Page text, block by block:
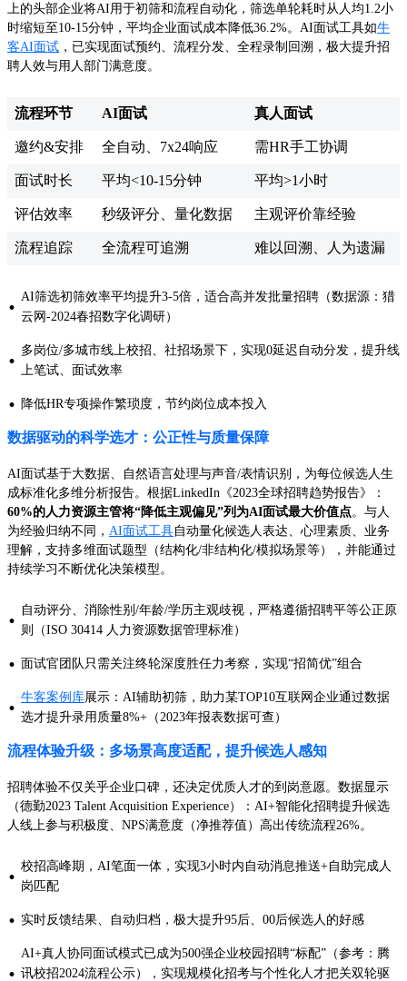
上的头部企业将AI用于初筛和流程自动化，筛选单轮耗时从人均1.2小
时缩短至10-15分钟，平均企业面试成本降低36.2%。AI面试工具如牛
客AI面试 ，已实现面试预约、流程分发、全程录制回溯，极大提升招
聘人效与用人部门满意度。
流程环节 AI面试 真人面试
邀约&安排 全自动、7x24响应 需HR手工协调
面试时长 平均<10-15分钟 平均>1小时
评估效率 秒级评分、量化数据 主观评价靠经验
流程追踪 全流程可追溯 难以回溯、人为遗漏
· AI筛选初筛效率平均提升3-5倍，适合高并发批量招聘（数据源：猎
云网-2024春招数字化调研）
· 多岗位/多城市线上校招、社招场景下，实现0延迟自动分发，提升线
上笔试、面试效率
· 降低HR专项操作繁琐度，节约岗位成本投入
数据驱动的科学选才：公正性与质量保障
AI面试基于大数据、自然语言处理与声音/表情识别，为每位候选人生
成标准化多维分析报告。根据LinkedIn《2023全球招聘趋势报告》：
60%的人力资源主管将“降低主观偏见”列为AI面试最大价值点。与人
为经验归纳不同， AI面试工具自动量化候选人表达、心理素质、业务
理解，支持多维面试题型（结构化/非结构化/模拟场景等），并能通过
持续学习不断优化决策模型。
· 自动评分、消除性别/年龄/学历主观歧视，严格遵循招聘平等公正原
则（ISO 30414 人力资源数据管理标准）
· 面试官团队只需关注终轮深度胜任力考察，实现“招简优”组合
· 牛客案例库展示：AI辅助初筛，助力某TOP10互联网企业通过数据
选才提升录用质量8%+（2023年报表数据可查）
流程体验升级：多场景高度适配，提升候选人感知
招聘体验不仅关乎企业口碑，还决定优质人才的到岗意愿。数据显示
（德勤2023 Talent Acquisition Experience）：AI+智能化招聘提升候选
人线上参与积极度、NPS满意度（净推荐值）高出传统流程26%。
· 校招高峰期，AI笔面一体，实现3小时内自动消息推送+自助完成人
岗匹配
· 实时反馈结果、自动归档，极大提升95后、00后候选人的好感
·
AI+真人协同面试模式已成为500强企业校园招聘“标配”（参考：腾
讯校招2024流程公示），实现规模化招考与个性化人才把关双轮驱